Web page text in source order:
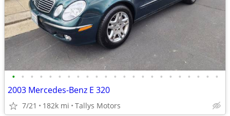
• • • • • • • • • • • • • • • • • • • • • • •
2003 Mercedes-Benz E 320
7/21 182k mi Tallys Motors